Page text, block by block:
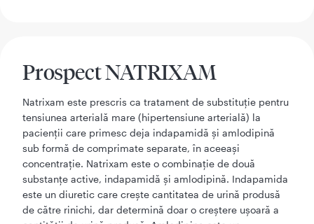
Prospect NATRIXAM
Natrixam este prescris ca tratament de substituție pentru
tensiunea arterială mare (hipertensiune arterială) la
pacienții care primesc deja indapamidă și amlodipină
sub formă de comprimate separate, în aceeași
concentrație. Natrixam este o combinație de două
substanțe active, indapamidă și amlodipină. Indapamida
este un diuretic care crește cantitatea de urină produsă
de către rinichi, dar determină doar o creștere ușoară a